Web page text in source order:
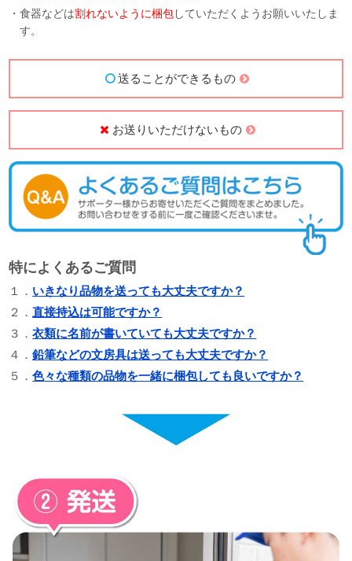
・食器などは割れないように梱包していただくようお願いいたしま
す。
送ることができるもの
お送りいただけないもの
特によくあるご質問
１． いきなり品物を送っても大丈夫ですか？
２．直接持込は可能ですか？
３．衣類に名前が書いていても大丈夫ですか？
４．鉛筆などの文房具は送っても大丈夫ですか？
５．色々な種類の品物を一緒に梱包しても良いですか？